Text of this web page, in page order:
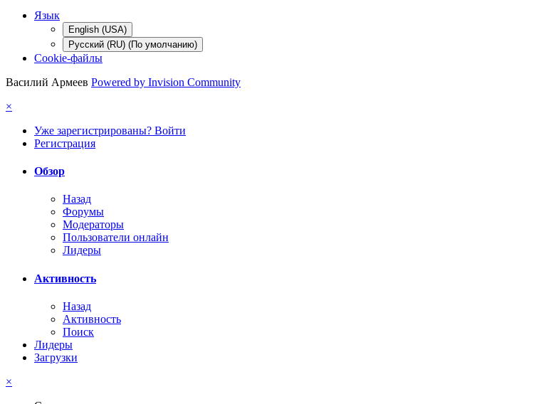
Язык
English (USA)
Русский (RU) (По умолчанию)
Cookie-файлы
Василий Армеев Powered by Invision Community
×
Уже зарегистрированы? Войти
Регистрация
Обзор
Назад
Форумы
Модераторы
Пользователи онлайн
Лидеры
Активность
Назад
Активность
Поиск
Лидеры
Загрузки
×